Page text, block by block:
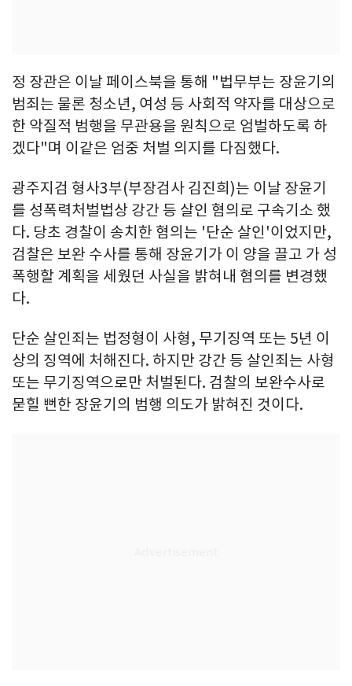
정 장관은 이날 페이스북을 통해 "법무부는 장윤기의
범죄는 물론 청소년, 여성 등 사회적 약자를 대상으로
한 악질적 범행을 무관용을 원칙으로 엄벌하도록 하
겠다"며 이같은 엄중 처벌 의지를 다짐했다.
광주지검 형사3부(부장검사 김진희)는 이날 장윤기
를 성폭력처벌법상 강간 등 살인 혐의로 구속기소 했
다. 당초 경찰이 송치한 혐의는 '단순 살인'이었지만,
검찰은 보완 수사를 통해 장윤기가 이 양을 끌고 가 성
폭행할 계획을 세웠던 사실을 밝혀내 혐의를 변경했
다.
단순 살인죄는 법정형이 사형, 무기징역 또는 5년 이
상의 징역에 처해진다. 하지만 강간 등 살인죄는 사형
또는 무기징역으로만 처벌된다. 검찰의 보완수사로
묻힐 뻔한 장윤기의 범행 의도가 밝혀진 것이다.